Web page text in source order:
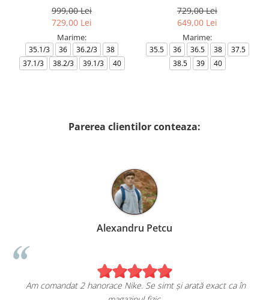
999,00 Lei
729,00 Lei
Marime:
35.1/3 36 36.2/3
38
37.1/3
38.2/3 39.1/3 40
729,00 Lei
649,00 Lei
Marime:
35.5 36 36.5 38
37.5
38.5
39 40
Parerea clientilor conteaza:
Alexandru Petcu
Am comandat 2 hanorace Nike. Se simt și arată exact ca în